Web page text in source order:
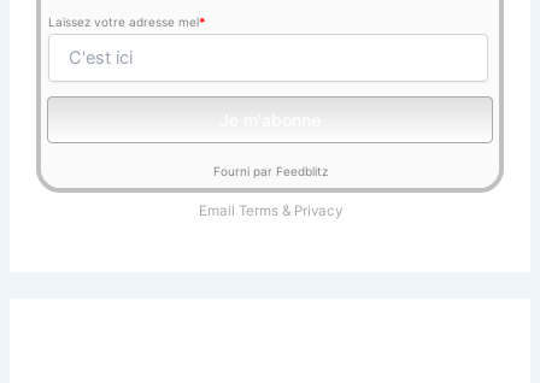
Laissez votre adresse mel*
Fourni par Feedblitz
Email Terms& Privacy